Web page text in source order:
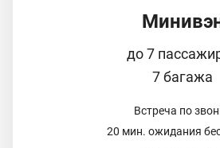
до 7
7 багажа
Встреча по
20 мин. ожидания